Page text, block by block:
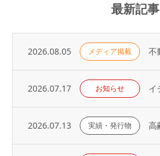
最新記事
2026.08.05 メディア掲載
2026.07.17 お知らせ
2026.07.13 実績・発行物